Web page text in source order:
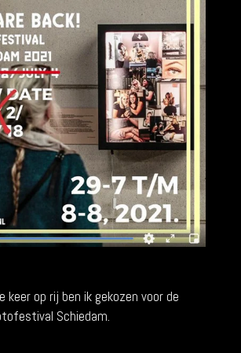
keer op rij ben ik gekozen voor de
Schiedam.